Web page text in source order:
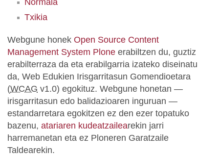
Txikia
Webgune honek Open Source Content
Management System Plone erabiltzen du, guztiz
erabilterraza da eta erabilgarria izateko diseinatu
da, Web Edukien Irisgarritasun Gomendioetara
(WCAG v1.0) egokituz. Webgune honetan —
irisgarritasun edo balidazioaren inguruan —
estandarretara egokitzen ez den ezer topatuko
bazenu, atariaren kudeatzailearekin jarri
harremanetan eta ez Ploneren Garatzaile
Taldearekin.